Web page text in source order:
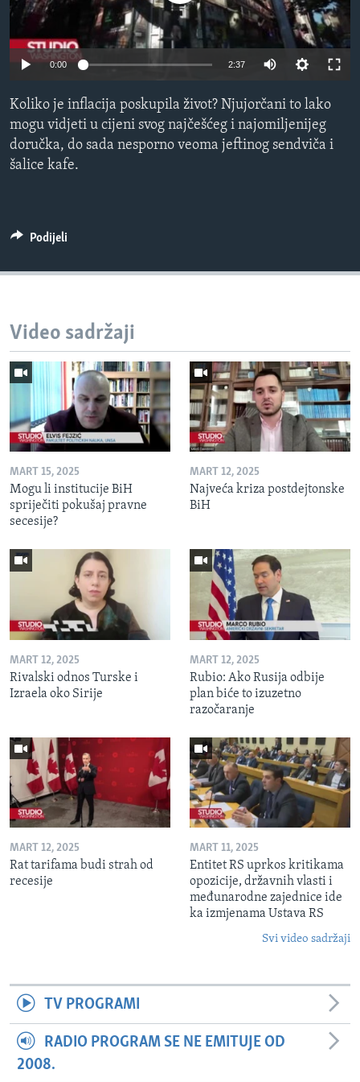
MAGAZIN
O GLASU AMERIKE
PRATITE NAS
0:00 2:37
Koliko je inflacija poskupila život? Njujorčani to lako
mogu vidjeti u cijeni svog najčešćeg i najomiljenijeg
doručka, do sada nesporno veoma jeftinog sendviča i
šalice kafe.
Podijeli
Video sadržaji
MART 15, 2025
Mogu li institucije BiH
spriječiti pokušaj pravne
secesije?
MART 12, 2025
Najveća kriza postdejtonske
BiH
MART 12, 2025
Rivalski odnos Turske i
Izraela oko Sirije
MART 12, 2025
Rubio: Ako Rusija odbije
plan biće to izuzetno
razočaranje
MART 12, 2025
Rat tarifama budi strah od
recesije
MART 11, 2025
Entitet RS uprkos kritikama
opozicije, državnih vlasti i
međunarodne zajednice ide
ka izmjenama Ustava RS
Svi video sadržaji
TV PROGRAMI
RADIO PROGRAM SE NE EMITUJE OD
2008.